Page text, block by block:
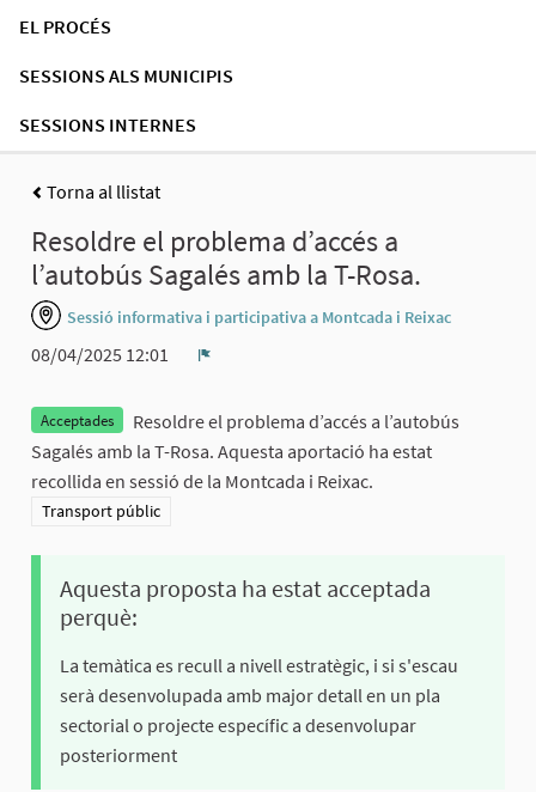
EL PROCÉS
SESSIONS ALS MUNICIPIS
SESSIONS INTERNES
Torna al llistat
Resoldre el problema d’accés a
l’autobús Sagalés amb la T-Rosa.
Sessió informativa i participativa a Montcada i Reixac
08/04/2025 12:01
Acceptades
Resoldre el problema d’accés a l’autobús
Sagalés amb la T-Rosa. Aquesta aportació ha estat
recollida en sessió de la Montcada i Reixac.
Resultats al filtrar per la categoria: Transport públic
Transport públic
Aquesta proposta ha estat acceptada
perquè:
La temàtica es recull a nivell estratègic, i si s'escau
serà desenvolupada amb major detall en un pla
sectorial o projecte específic a desenvolupar
posteriorment